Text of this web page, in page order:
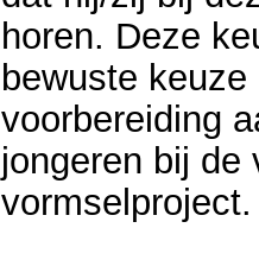
horen. Deze
bewuste
voorbereiding
jongeren bij de
vormselproject.